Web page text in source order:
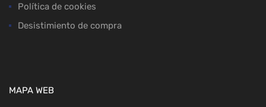
Política de cookies
Desistimiento de compra
MAPA WEB